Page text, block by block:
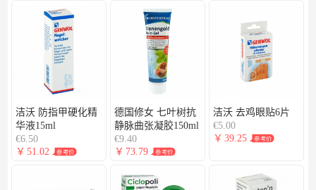
洁沃 防指甲硬化精
华液15ml
€6.50
￥ 51.02 参考价
德国修女 七叶树抗
静脉曲张凝胶150ml
€9.40
￥ 73.79 参考价
洁沃 去鸡眼贴6片
€5.00
￥ 39.25 参考价